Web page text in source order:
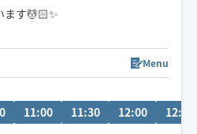
す💆🏻✨
予約OK！／
児・お仕事で疲れた身体を、
Menu
11:00 11:30 12:00 12:30